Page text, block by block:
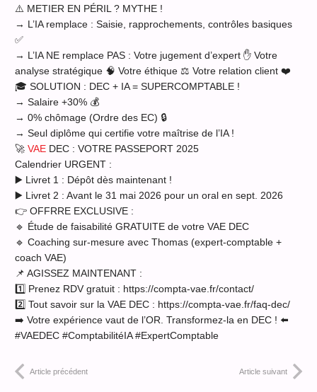
⚠️ METIER EN PÉRIL ? MYTHE !
→ L’IA remplace : Saisie, rapprochements, contrôles basiques
✅
→ L’IA NE remplace PAS : Votre jugement d’expert ✋ Votre
analyse stratégique 🧠 Votre éthique ⚖️ Votre relation client ❤️
🎓 SOLUTION : DEC + IA = SUPERCOMPTABLE !
→ Salaire +30% 💰
→ 0% chômage (Ordre des EC) 🔒
→ Seul diplôme qui certifie votre maîtrise de l’IA !
🚀 VAE DEC : VOTRE PASSEPORT 2025
Calendrier URGENT :
▶️ Livret 1 : Dépôt dès maintenant !
▶️ Livret 2 : Avant le 31 mai 2026 pour un oral en sept. 2026
👉 OFFRRE EXCLUSIVE :
🔹 Étude de faisabilité GRATUITE de votre VAE DEC
🔹 Coaching sur-mesure avec Thomas (expert-comptable +
coach VAE)
📌 AGISSEZ MAINTENANT :
1️⃣ Prenez RDV gratuit : https://compta-vae.fr/contact/
2️⃣ Tout savoir sur la VAE DEC : https://compta-vae.fr/faq-dec/
➡️ Votre expérience vaut de l’OR. Transformez-la en DEC ! ⬅️
#VAEDEC #ComptabilitéIA #ExpertComptable
Article précédent Article suivant